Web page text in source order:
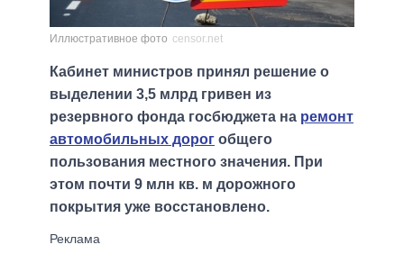
Иллюстративное фото censor.net
Кабинет министров принял решение о
выделении 3,5 млрд гривен из
резервного фонда госбюджета на ремонт
автомобильных дорог общего
пользования местного значения. При
этом почти 9 млн кв. м дорожного
покрытия уже восстановлено.